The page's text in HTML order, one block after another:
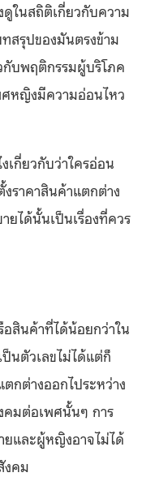
ดูในสถิติเกี่ยวกับความ
สรุปของมันตรงข้าม
กับพฤติกรรมผู้บริโภค
หญิงมีความอ่อนไหว
เกี่ยวกับว่าใครอ่อน
ราคาสินค้าแตกต่าง
ยได้นั้นเป็นเรื่องที่ควร
สินค้าที่ได้น้อยกว่าใน
นตัวเลขไม่ได้แต่ก็
กต่างออกไประหว่าง
คมต่อเพศนั้นๆ การ
และผู้หญิงอาจไม่ได้
งคม